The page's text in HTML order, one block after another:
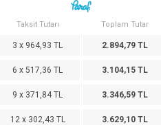
Taksit Tutarı Toplam Tutar
3 x 964,93 TL 2.894,79 TL
6 x 517,36 TL 3.104,15 TL
9 x 371,84 TL 3.346,59 TL
12 x 302,43 TL 3.629,10 TL